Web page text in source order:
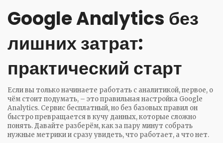
Google Analytics без
лишних затрат:
практический старт
Если вы только начинаете работать с аналитикой, первое, о
чём стоит подумать, – это правильная настройка Google
Analytics. Сервис бесплатный, но без базовых правил он
быстро превращается в кучу данных, которые сложно
понять. Давайте разберём, как за пару минут собрать
нужные метрики и сразу увидеть, что работает, а что нет.